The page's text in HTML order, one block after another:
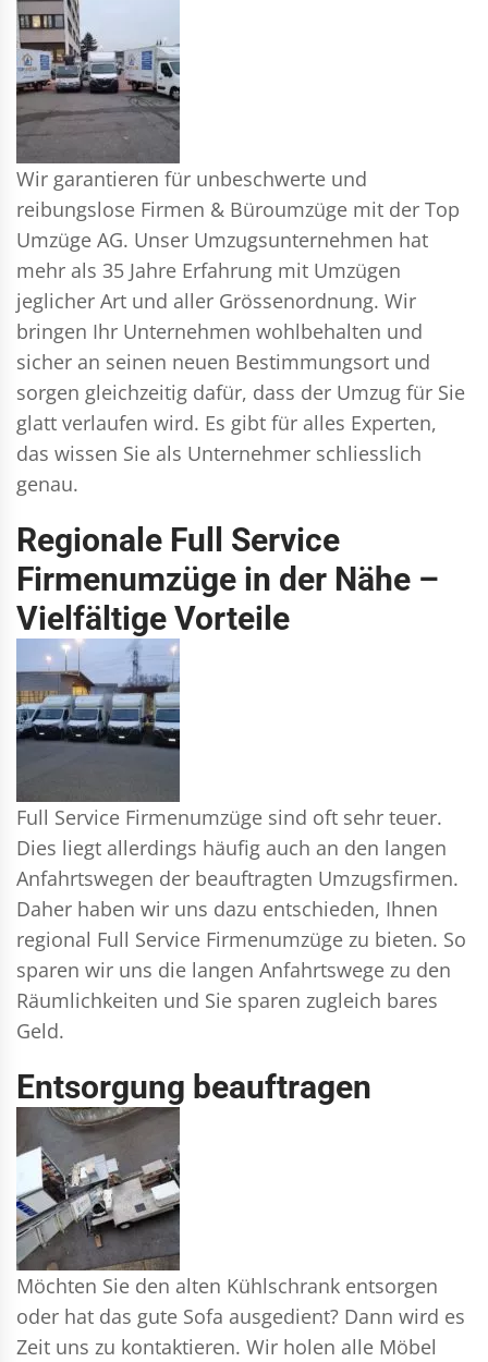
Wir garantieren für unbeschwerte und
reibungslose Firmen & Büroumzüge mit der Top
Umzüge AG. Unser Umzugsunternehmen hat
mehr als 35 Jahre Erfahrung mit Umzügen
jeglicher Art und aller Grössenordnung. Wir
bringen Ihr Unternehmen wohlbehalten und
sicher an seinen neuen Bestimmungsort und
sorgen gleichzeitig dafür, dass der Umzug für Sie
glatt verlaufen wird. Es gibt für alles Experten,
das wissen Sie als Unternehmer schliesslich
genau.
Regionale Full Service
Firmenumzüge in der Nähe –
Vielfältige Vorteile
Full Service Firmenumzüge sind oft sehr teuer.
Dies liegt allerdings häufig auch an den langen
Anfahrtswegen der beauftragten Umzugsfirmen.
Daher haben wir uns dazu entschieden, Ihnen
regional Full Service Firmenumzüge zu bieten. So
sparen wir uns die langen Anfahrtswege zu den
Räumlichkeiten und Sie sparen zugleich bares
Geld.
Entsorgung beauftragen
Möchten Sie den alten Kühlschrank entsorgen
oder hat das gute Sofa ausgedient? Dann wird es
Zeit uns zu kontaktieren. Wir holen alle Möbel